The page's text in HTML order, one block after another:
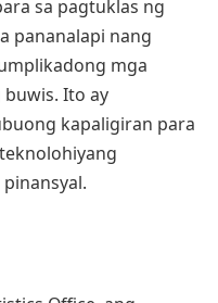
sa pagtuklas ng
pananalapi nang
mga
Ito ay
kapaligiran para